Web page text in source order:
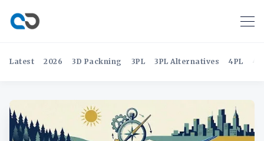
Latest 2026 3D Packning 3PL 3PL Alternatives 4PL